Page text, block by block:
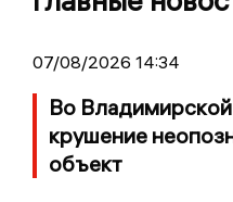
07/08/2026 14:34
Во
крушение
объект